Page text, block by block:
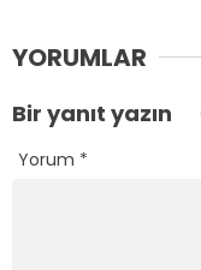
YORUMLAR
Bir yanıt yazın
Yorum *